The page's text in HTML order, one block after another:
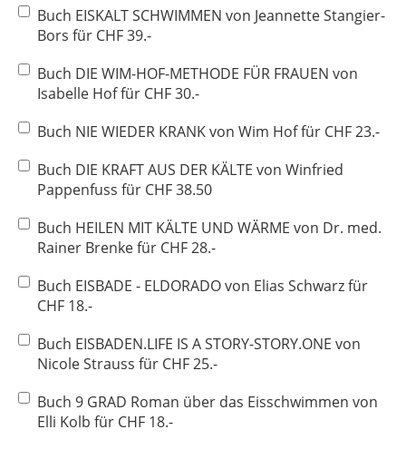
Buch EISKALT SCHWIMMEN von Jeannette Stangier-
Bors für CHF 39.-
Buch DIE WIM-HOF-METHODE FÜR FRAUEN von
Isabelle Hof für CHF 30.-
Buch NIE WIEDER KRANK von Wim Hof für CHF 23.-
Buch DIE KRAFT AUS DER KÄLTE von Winfried
Pappenfuss für CHF 38.50
Buch HEILEN MIT KÄLTE UND WÄRME von Dr. med.
Rainer Brenke für CHF 28.-
Buch EISBADE - ELDORADO von Elias Schwarz für
CHF 18.-
Buch EISBADEN.LIFE IS A STORY-STORY.ONE von
Nicole Strauss für CHF 25.-
Buch 9 GRAD Roman über das Eisschwimmen von
Elli Kolb für CHF 18.-